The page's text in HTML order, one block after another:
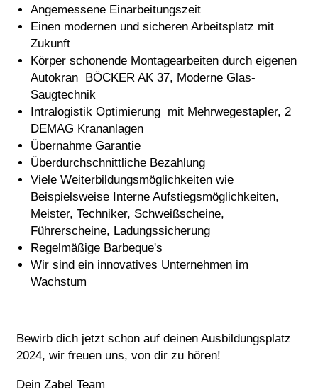
Angemessene Einarbeitungszeit
Einen modernen und sicheren Arbeitsplatz mit
Zukunft
Körper schonende Montagearbeiten durch eigenen
Autokran BÖCKER AK 37, Moderne Glas-
Saugtechnik
Intralogistik Optimierung mit Mehrwegestapler, 2
DEMAG Krananlagen
Übernahme Garantie
Überdurchschnittliche Bezahlung
Viele Weiterbildungsmöglichkeiten wie
Beispielsweise Interne Aufstiegsmöglichkeiten,
Meister, Techniker, Schweißscheine,
Führerscheine, Ladungssicherung
Regelmäßige Barbeque's
Wir sind ein innovatives Unternehmen im
Wachstum
Bewirb dich jetzt schon auf deinen Ausbildungsplatz
2024, wir freuen uns, von dir zu hören!
Dein Zabel Team